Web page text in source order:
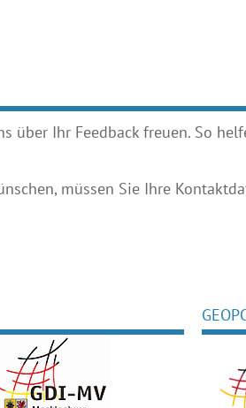
über Ihr Feedback freuen. So
müssen Sie Ihre